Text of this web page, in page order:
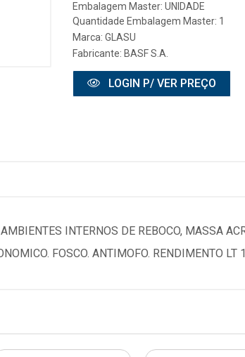
Embalagem Master: UNIDADE
Quantidade Embalagem Master: 1
Marca: GLASU
Fabricante: BASF S.A.
LOGIN P/ VER PREÇO
INTERNOS DE REBOCO, MASSA
FOSCO. ANTIMOFO. RENDIMENTO LT